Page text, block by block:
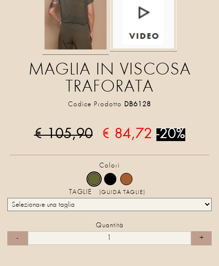
MAGLIA IN VISCOSA
TRAFORATA
Codice Prodotto DB6128
€ 105,90 € 84,72 -20%
Colori
TAGLIE (GUIDA TAGLIE)
Quantità